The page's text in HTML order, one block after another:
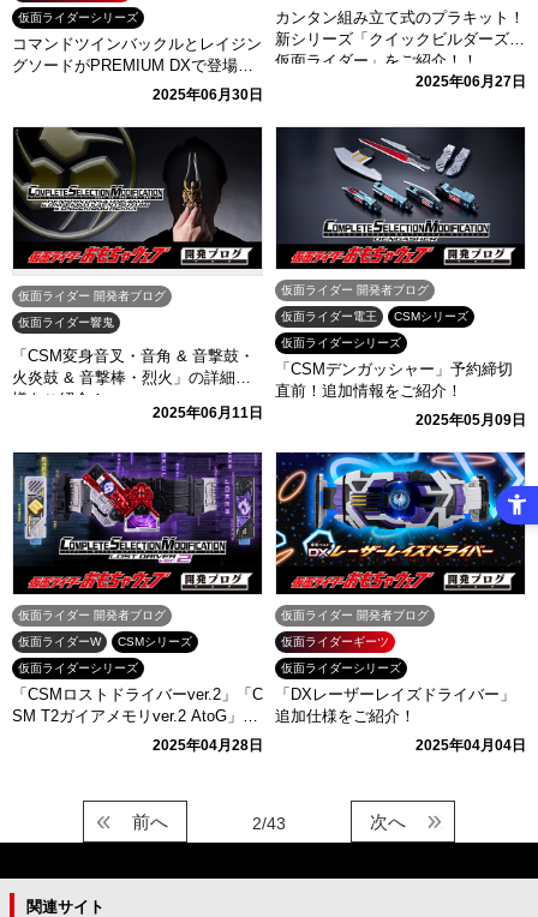
仮面ライダーシリーズ
コマンドツインバックルとレイジン
グソードがPREMIUM DXで登場！
開発担当からご紹介！2025年06月30日
カンタン組み立て式のプラキット！
新シリーズ「クイックビルダーズ
仮面ライダー」をご紹介！！
2025年06月27日
仮面ライダー 開発者ブログ
仮面ライダー響鬼
「CSM変身音叉・音角 & 音撃鼓・
火炎鼓 & 音撃棒・烈火」の詳細仕
様をご紹介！
2025年06月11日
仮面ライダー 開発者ブログ
仮面ライダー電王
CSMシリーズ
仮面ライダーシリーズ
「CSMデンガッシャー」予約締切
直前！追加情報をご紹介！
2025年05月09日
仮面ライダー 開発者ブログ
仮面ライダーW
CSMシリーズ
仮面ライダーシリーズ
「CSMロストドライバーver.2」「C
SM T2ガイアメモリver.2 AtoG」本
2025年04月28日
仮面ライダー 開発者ブログ
仮面ライダーギーツ
仮面ライダーシリーズ
「DXレーザーレイズドライバー」
追加仕様をご紹介！
2025年04月04日
2/43
前へ 次へ
関連サイト